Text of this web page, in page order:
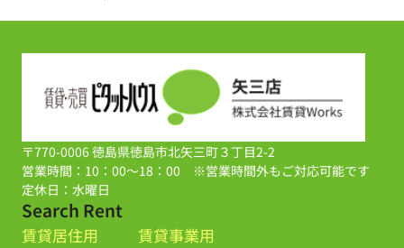
〒770-0006 徳島県徳島市北矢三町３丁目2-2
営業時間：10：00～18：00 ※営業時間外もご対応可能です
定休日：水曜日
Search Rent
賃貸居住用
賃貸事業用